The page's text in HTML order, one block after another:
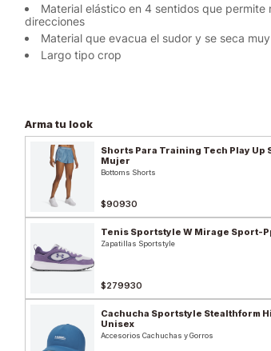
Material elástico en 4 sentidos que permite
direcciones
Material que evacua el sudor y se seca
Largo tipo crop
Arma tu look
Shorts Para Training Tech Play Up
Mujer
Bottoms Shorts
$90930
Tenis Sportstyle W Mirage Sport-
Zapatillas Sportstyle
$279930
Cachucha Sportstyle Stealthform
Unisex
Accesorios Cachuchas y Gorros